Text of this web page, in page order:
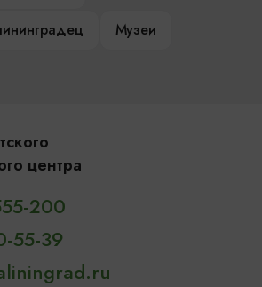
Музеи
центра
200
55-39